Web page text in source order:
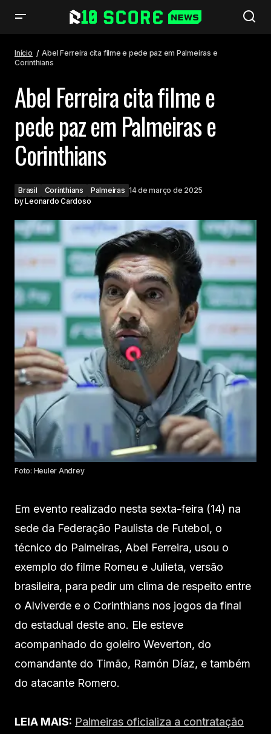
Início
Abel Ferreira cita filme e pede paz em Palmeiras e
Corinthians
Abel Ferreira cita filme e
pede paz em Palmeiras e
Corinthians
Brasil Corinthians Palmeiras 14 de março de 2025
byLeonardo Cardoso
Foto: Heuler Andrey
Em evento realizado nesta sexta-feira (14) na
sede da Federação Paulista de Futebol, o
técnico do Palmeiras, Abel Ferreira, usou o
exemplo do filme Romeu e Julieta, versão
brasileira, para pedir um clima de respeito entre
o Alviverde e o Corinthians nos jogos da final
do estadual deste ano. Ele esteve
acompanhado do goleiro Weverton, do
comandante do Timão, Ramón Díaz, e também
do atacante Romero.
LEIA MAIS: Palmeiras oficializa a contratação